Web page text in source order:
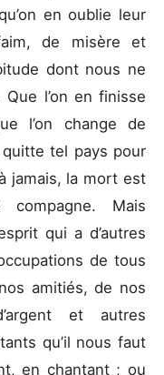
en oublie leur
de misère et
dont nous ne
l’on en finisse
l’on change de
quitte tel pays pour
jamais, la mort est
Mais
qui a d’autres
de tous
amitiés, de nos
et autres
qu’il nous faut
en chantant ; ou